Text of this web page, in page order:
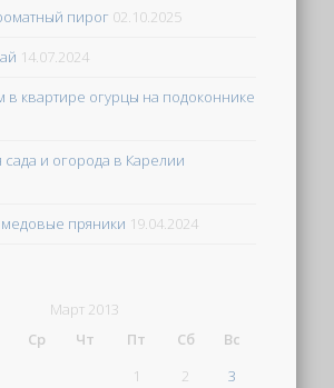
пирог 02.10.2025
14.07.2024
квартире огурцы на подоконнике
сада и огорода в Карелии
пряники 19.04.2024
Март 2013
Ср Чт Пт Сб
Вс
1
2
3